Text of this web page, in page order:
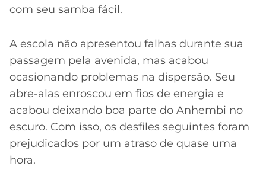
com seu samba fácil.
A escola não apresentou falhas durante sua
passagem pela avenida, mas acabou
ocasionando problemas na dispersão. Seu
abre-alas enroscou em fios de energia e
acabou deixando boa parte do Anhembi no
escuro. Com isso, os desfiles seguintes foram
prejudicados por um atraso de quase uma
hora.